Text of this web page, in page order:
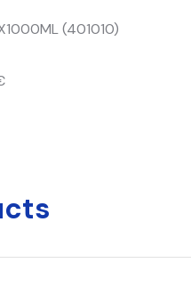
(401010)